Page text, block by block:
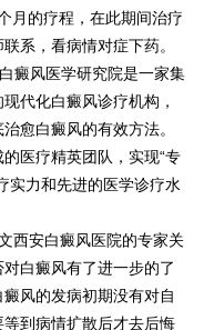
月的疗程，在此期间治疗
系，看病情对症下药。
癜风医学研究院是一家集
代化白癜风诊疗机构，
愈白癜风的有效方法。
医疗精英团队，实现“专
实力和先进的医学诊疗水
西安白癜风医院的专家关
白癜风有了进一步的了
风的发病初期没有对自
到病情扩散后才去后悔